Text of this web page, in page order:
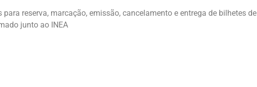
reserva, marcação, emissão, cancelamento e entrega de bilhetes
junto ao INEA